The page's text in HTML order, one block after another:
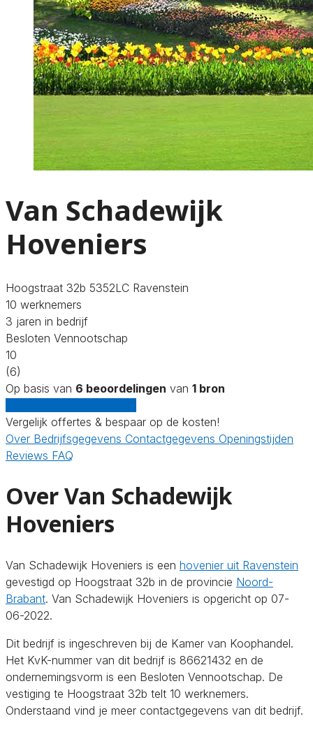
Van Schadewijk
Hoveniers
Hoogstraat 32b 5352LC Ravenstein
10 werknemers
3 jaren in bedrijf
Besloten Vennootschap
10
(6)
Op basis van 6 beoordelingen van 1 bron
Vergelijk offertes & bespaar op de kosten!
Over Bedrijfsgegevens Contactgegevens Openingstijden
Reviews FAQ
Over Van Schadewijk
Hoveniers
Van Schadewijk Hoveniers is een hovenier uit Ravenstein
gevestigd op Hoogstraat 32b in de provincie Noord-
Brabant. Van Schadewijk Hoveniers is opgericht op 07-
06-2022.
Dit bedrijf is ingeschreven bij de Kamer van Koophandel.
Het KvK-nummer van dit bedrijf is 86621432 en de
ondernemingsvorm is een Besloten Vennootschap. De
vestiging te Hoogstraat 32b telt 10 werknemers.
Onderstaand vind je meer contactgegevens van dit bedrijf.